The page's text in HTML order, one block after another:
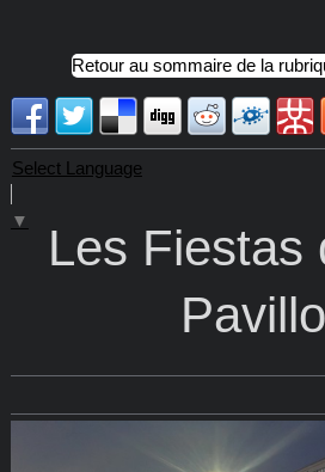
Retour au sommaire de la
Select Language
▼
Les Fiestas